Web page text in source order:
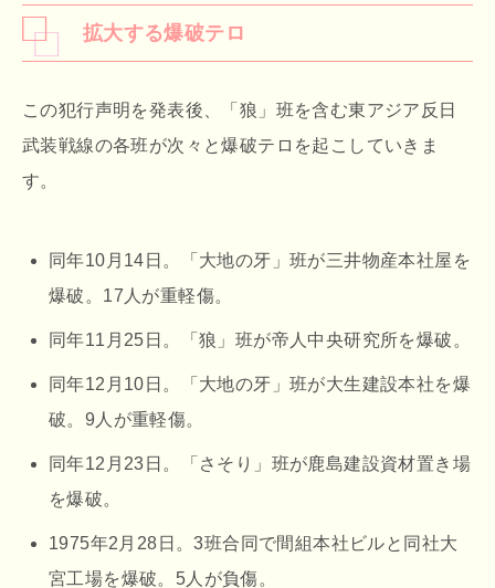
拡大する爆破テロ
この犯行声明を発表後、「狼」班を含む東アジア反日
武装戦線の各班が次々と爆破テロを起こしていきま
す。
同年10月14日。「大地の牙」班が三井物産本社屋を
爆破。17人が重軽傷。
同年11月25日。「狼」班が帝人中央研究所を爆破。
同年12月10日。「大地の牙」班が大生建設本社を爆
破。9人が重軽傷。
同年12月23日。「さそり」班が鹿島建設資材置き場
を爆破。
1975年2月28日。3班合同で間組本社ビルと同社大
宮工場を爆破。5人が負傷。